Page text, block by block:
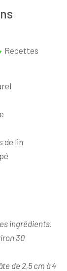
Recettes
de lin
ingrédients.
30
de 2,5 cm à 4